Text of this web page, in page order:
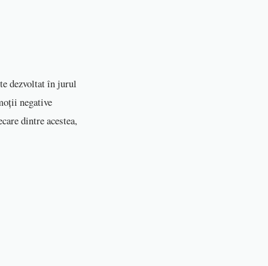
dezvoltat în jurul
negative
dintre acestea,